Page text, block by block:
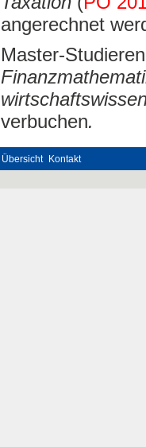
angerechnet
Master-
verbuchen.
Übersicht Kontakt